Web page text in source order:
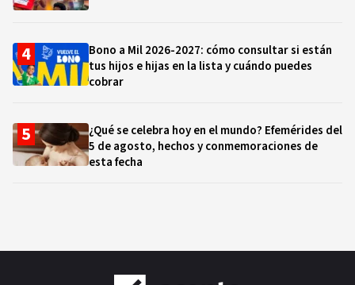
Bono a Mil 2026-2027: cómo consultar si están
tus hijos e hijas en la lista y cuándo puedes
cobrar
¿Qué se celebra hoy en el mundo? Efemérides del
5 de agosto, hechos y conmemoraciones de
esta fecha